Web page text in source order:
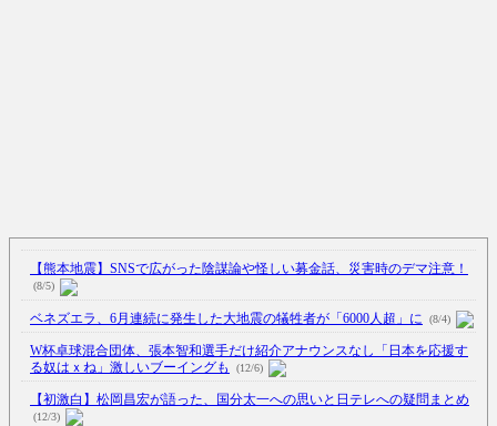
【熊本地震】SNSで広がった陰謀論や怪しい募金話、災害時のデマ注意！
(8/5)
ベネズエラ、6月連続に発生した大地震の犠牲者が「6000人超」に (8/4)
W杯卓球混合団体、張本智和選手だけ紹介アナウンスなし「日本を応援す
る奴はｘね」激しいブーイングも
(12/6)
【初激白】松岡昌宏が語った、国分太一への思いと日テレへの疑問まとめ
(12/3)